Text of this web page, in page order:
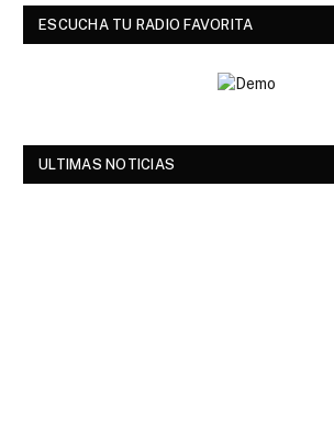
ESCUCHA TU RADIO FAVORITA
ULTIMAS NOTICIAS